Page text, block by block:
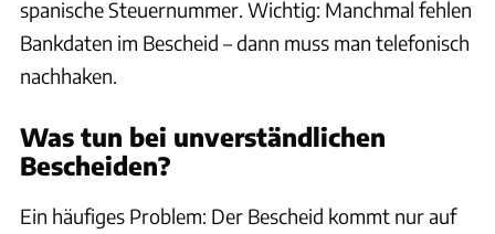
spanische Steuernummer. Wichtig: Manchmal fehlen
Bankdaten im Bescheid – dann muss man telefonisch
nachhaken.
Was tun bei unverständlichen
Bescheiden?
Ein häufiges Problem: Der Bescheid kommt nur auf